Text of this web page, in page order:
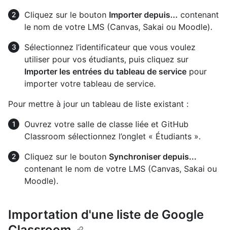
Cliquez sur le bouton Importer depuis... contenant
le nom de votre LMS (Canvas, Sakai ou Moodle).
Sélectionnez l’identificateur que vous voulez
utiliser pour vos étudiants, puis cliquez sur
Importer les entrées du tableau de service pour
importer votre tableau de service.
Pour mettre à jour un tableau de liste existant :
Ouvrez votre salle de classe liée et GitHub
Classroom sélectionnez l’onglet « Étudiants ».
Cliquez sur le bouton Synchroniser depuis...
contenant le nom de votre LMS (Canvas, Sakai ou
Moodle).
Importation d'une liste de Google